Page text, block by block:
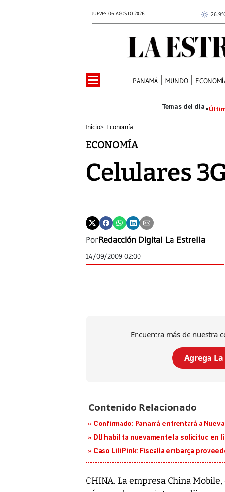
JUEVES 06 AGOSTO 2026
PANAMÁ MUNDO
Inicio> Economía
ECONOMÍA
Celulares
PorRedacción Digital La Estrella
14/09/2009 02:00
Encuentra más de nuestra
Agrega
Confirmado: Panamá enfrentará a
DIJ habilita nuevamente la solicitud en
Caso Lili Pink: Fiscalía embarga
CHINA. La empresa China